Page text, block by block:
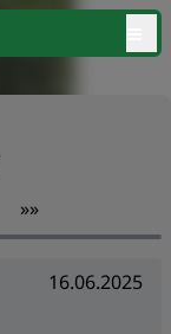
»»
16.06.2025